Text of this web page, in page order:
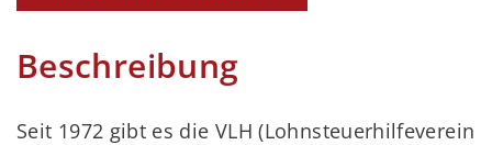
Beschreibung
Seit 1972 gibt es die VLH (Lohnsteuerhilfeverein